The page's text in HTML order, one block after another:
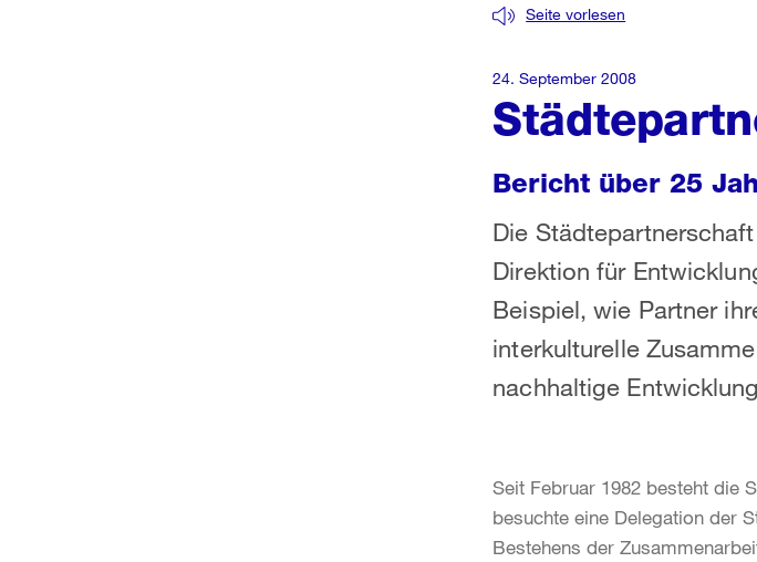
Seite vorlesen
Bericht über 25
Die
Direktion für
Beispiel, wie Partner
interkulturelle
nachhaltige
24. September 2008
Seit Februar 1982 besteht die
besuchte eine Delegation der
Bestehens der